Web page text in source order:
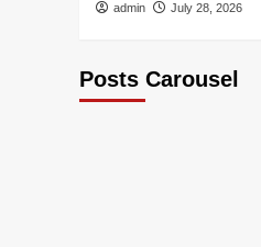
admin July 28, 2026
Posts Carousel